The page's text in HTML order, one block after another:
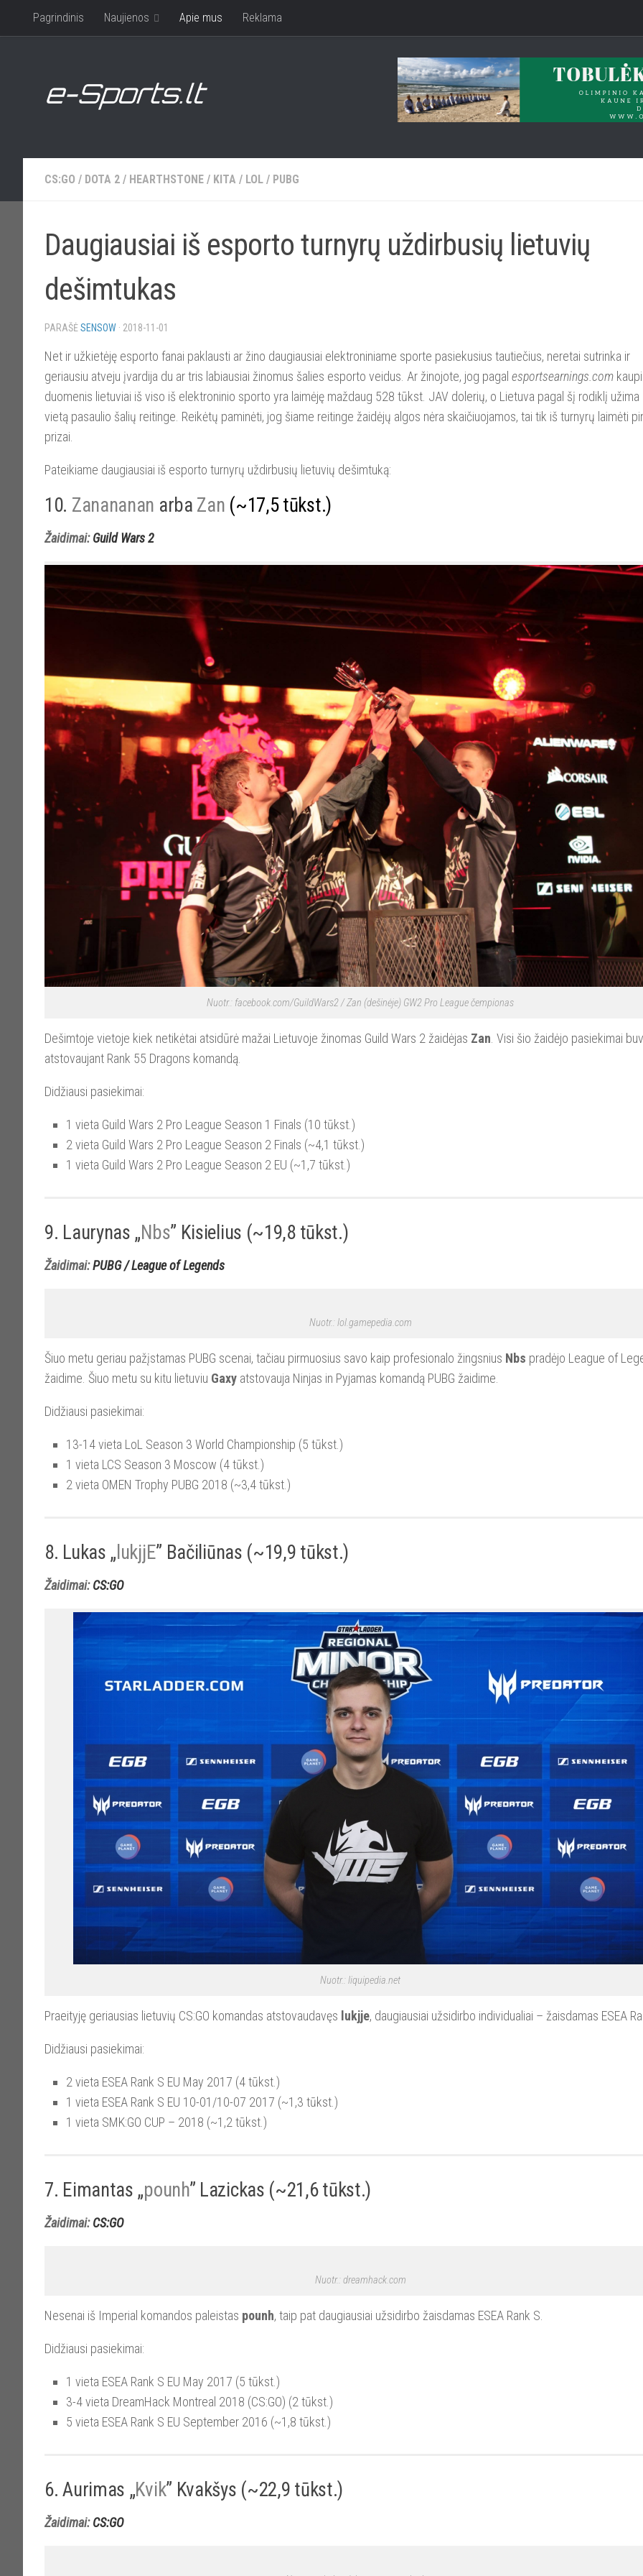
Pagrindinis Naujienos Apie mus Reklama
CS:GO / DOTA 2 / HEARTHSTONE / KITA / LOL / PUBG
Daugiausiai iš esporto turnyrų uždirbusių lietuvių
dešimtukas
PARAŠĖSENSOW · 2018-11-01
Net ir užkietėję esporto fanai paklausti ar žino daugiausiai elektroniniame sporte pasiekusius tautiečius, neretai sutrinka ir
geriausiu atveju įvardija du ar tris labiausiai žinomus šalies esporto veidus. Ar žinojote, jog pagal esportsearnings.com
duomenis lietuviai iš viso iš elektroninio sporto yra laimėję maždaug 528 tūkst. JAV dolerių, o Lietuva pagal šį rodiklį užima
vietą pasaulio šalių reitinge. Reikėtų paminėti, jog šiame reitinge žaidėjų algos nėra skaičiuojamos, tai tik iš turnyrų laimėti
prizai.
Pateikiame daugiausiai iš esporto turnyrų uždirbusių lietuvių dešimtuką:
10. Zanananan arba Zan (~17,5 tūkst.)
Žaidimai:Guild Wars 2
Nuotr.: facebook.com/GuildWars2 / Zan (dešinėje) GW2 Pro League čempionas
Dešimtoje vietoje kiek netikėtai atsidūrė mažai Lietuvoje žinomas Guild Wars 2 žaidėjas Zan . Visi šio žaidėjo pasiekimai
atstovaujant Rank 55 Dragons komandą.
Didžiausi pasiekimai:
1 vieta Guild Wars 2 Pro League Season 1 Finals (10 tūkst.)
2 vieta Guild Wars 2 Pro League Season 2 Finals (~4,1 tūkst.)
1 vieta Guild Wars 2 Pro League Season 2 EU (~1,7 tūkst.)
9. Laurynas „Nbs” Kisielius (~19,8 tūkst.)
Žaidimai:PUBG / League of Legends
Nuotr.: lol.gamepedia.com
Šiuo metu geriau pažįstamas PUBG scenai, tačiau pirmuosius savo kaip profesionalo žingsnius Nbs pradėjo League of
žaidime. Šiuo metu su kitu lietuviu Gaxy atstovauja Ninjas in Pyjamas komandą PUBG žaidime.
Didžiausi pasiekimai:
13-14 vieta LoL Season 3 World Championship (5 tūkst.)
1 vieta LCS Season 3 Moscow (4 tūkst.)
2 vieta OMEN Trophy PUBG 2018 (~3,4 tūkst.)
8. Lukas „ lukjjE” Bačiliūnas (~19,9 tūkst.)
Žaidimai:CS:GO
Nuotr.: liquipedia.net
Praeityję geriausias lietuvių CS:GO komandas atstovaudavęs lukjje, daugiausiai užsidirbo individualiai – žaisdamas ESEA
Didžiausi pasiekimai:
2 vieta ESEA Rank S EU May 2017 (4 tūkst.)
1 vieta ESEA Rank S EU 10-01/10-07 2017 (~1,3 tūkst.)
1 vieta SMK:GO CUP – 2018 (~1,2 tūkst.)
7. Eimantas „pounh” Lazickas (~21,6 tūkst.)
Žaidimai:CS:GO
Nuotr.: dreamhack.com
Nesenai iš Imperial komandos paleistas pounh, taip pat daugiausiai užsidirbo žaisdamas ESEA Rank S.
Didžiausi pasiekimai:
1 vieta ESEA Rank S EU May 2017 (5 tūkst.)
3-4 vieta DreamHack Montreal 2018 (CS:GO) (2 tūkst.)
5 vieta ESEA Rank S EU September 2016 (~1,8 tūkst.)
6. Aurimas „Kvik” Kvakšys (~22,9 tūkst.)
Žaidimai:CS:GO